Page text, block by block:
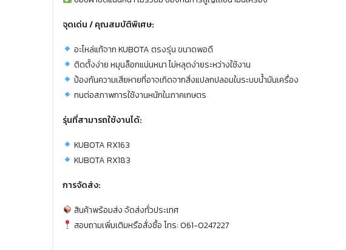
จุดเด่น / คุณสมบัติพิเศษ:
อะไหล่แท้จาก KUBOTA ตรงรุ่น ขนาดพอดี
ติดตั้งง่าย หมุนล็อกแน่นหนา ไม่หลุดง่ายระหว่างใช้งาน
ป้องกันความเสียหายที่อาจเกิดจากสิ่งแปลกปลอมในระบบน้ำมันเครื่อง
ทนต่อสภาพการใช้งานหนักในภาคเกษตร
รุ่นที่สามารถใช้งานได้:
KUBOTA RX163
KUBOTA RX183
การจัดส่ง:
สินค้าพร้อมส่ง จัดส่งทั่วประเทศ
สอบถามเพิ่มเติมหรือสั่งซื้อ โทร: 061-0247227